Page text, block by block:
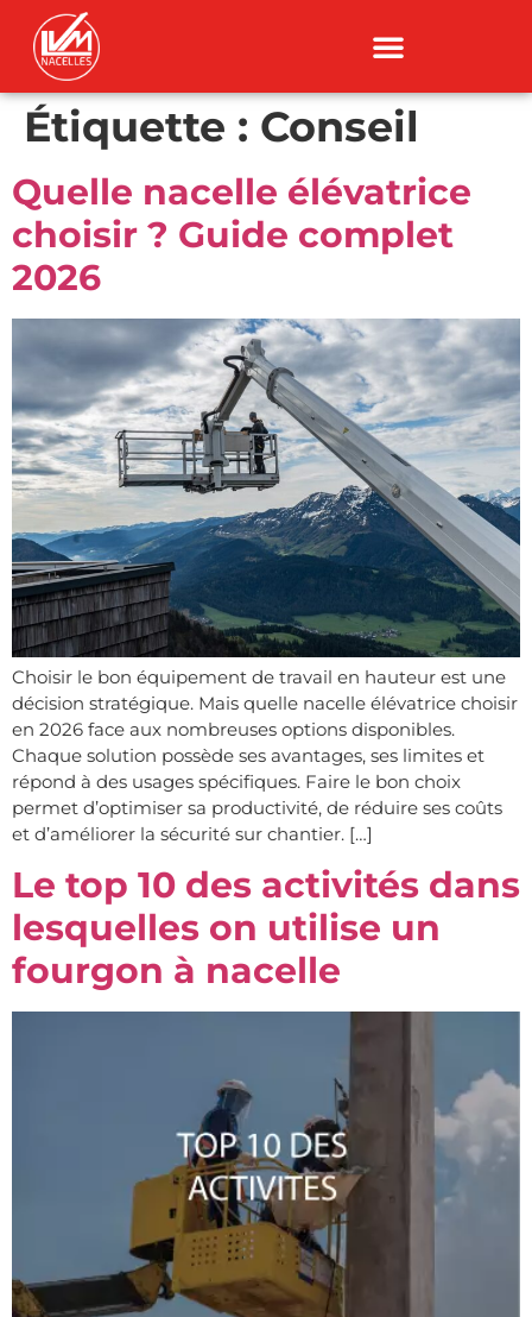
Étiquette : Conseil
Quelle nacelle élévatrice
choisir ? Guide complet
2026
Choisir le bon équipement de travail en hauteur est une
décision stratégique. Mais quelle nacelle élévatrice choisir
en 2026 face aux nombreuses options disponibles.
Chaque solution possède ses avantages, ses limites et
répond à des usages spécifiques. Faire le bon choix
permet d’optimiser sa productivité, de réduire ses coûts
et d’améliorer la sécurité sur chantier. […]
Le top 10 des activités dans
lesquelles on utilise un
fourgon à nacelle